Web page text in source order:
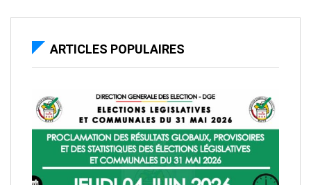
ARTICLES POPULAIRES